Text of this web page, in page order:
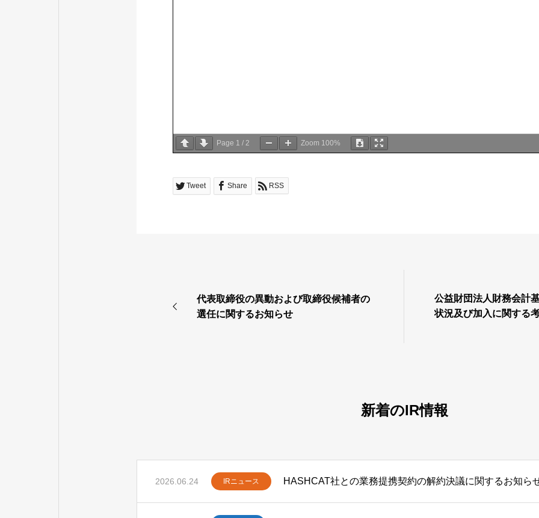
Page 1 / 2 Zoom 100%
Tweet Share RSS
代表取締役の異動および取締役候補者の
選任に関するお知らせ
公益財団法人財務会計
状況及び加入に関する
新着のIR情報
2026.06.24 IRニュース HASHCAT社との業務提携契約の解約決議に関するお知ら